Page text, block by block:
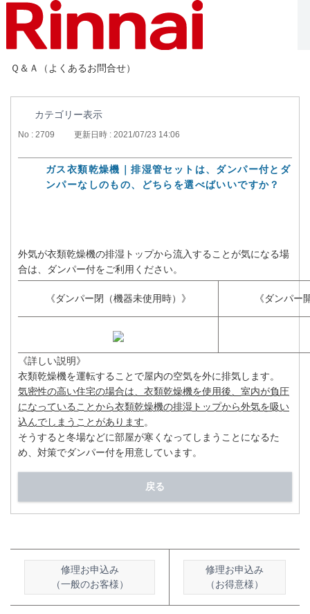
Ｑ＆Ａ（よくあるお問合せ）
カテゴリー表示
No : 2709 更新日時 : 2021/07/23 14:06
ガス衣類乾燥機｜排湿管セットは、ダンパー付とダ
ンパーなしのもの、どちらを選べばいいですか？
外気が衣類乾燥機の排湿トップから流入することが気になる場
合は、ダンパー付をご利用ください。
《ダンパー閉（機器未使用時）》 《ダンパー
《詳しい説明》
衣類乾燥機を運転することで屋内の空気を外に排気します。
気密性の高い住宅の場合は、衣類乾燥機を使用後、室内が負圧
になっていることから衣類乾燥機の排湿トップから外気を吸い
込んでしまうことがあります。
そうすると冬場などに部屋が寒くなってしまうことになるた
め、対策でダンパー付を用意しています。
戻る
修理お申込み
（一般のお客様）
修理お申込み
（お得意様）